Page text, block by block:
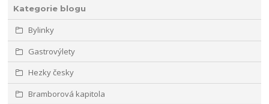
Kategorie blogu
Bylinky
Gastrovýlety
Hezky česky
Bramborová kapitola